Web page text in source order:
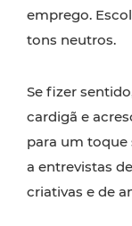
emprego.
tons neutros.
Se fizer
cardigã e
para um toque
a entrevistas
criativas e de